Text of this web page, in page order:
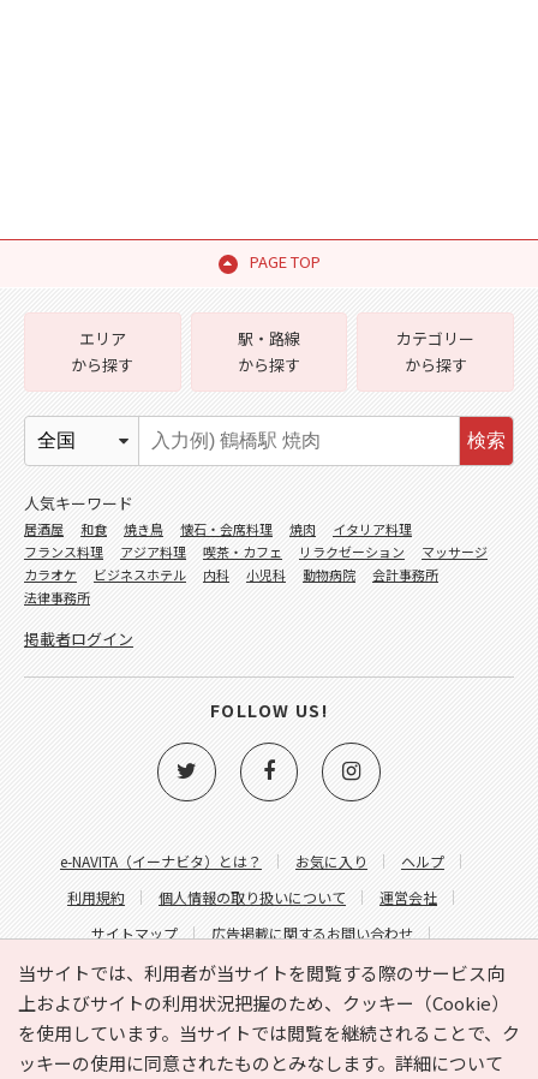
PAGE TOP
当サイトでは、利用者が当サイトを閲覧する際のサービス向
上およびサイトの利用状況把握のため、クッキー（Cookie）
を使用しています。当サイトでは閲覧を継続されることで、ク
ッキーの使用に同意されたものとみなします。詳細について
e-NAVITA（イーナビタ）とは？ お気に入り
ヘルプ
利用規約
個人情報の取り扱いについて
運営会社
サイトマップ
広告掲載に関するお問い合わせ
サイトの内容に関するお問い合わせ
エリア
から探す
駅・路線
から探す
カテゴリー
から探す
検索
人気キーワード
居酒屋 和食 焼き鳥 懐石・会席料理 焼肉
イタリア料理
フランス料理
アジア料理 喫茶・カフェ リラクゼーション
マッサージ
カラオケ
ビジネスホテル 内科 小児科 動物病院
会計事務所
法律事務所
掲載者ログイン
FOLLOW US!